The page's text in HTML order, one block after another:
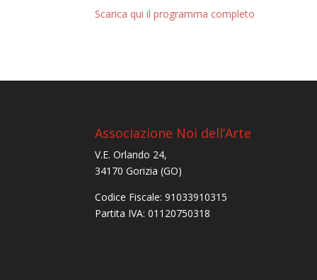
Scarica qui il programma completo
Associazione Noi dell’Arte
V.E. Orlando 24,
34170 Gorizia (GO)
Codice Fiscale: 91033910315
Partita IVA: 01120750318